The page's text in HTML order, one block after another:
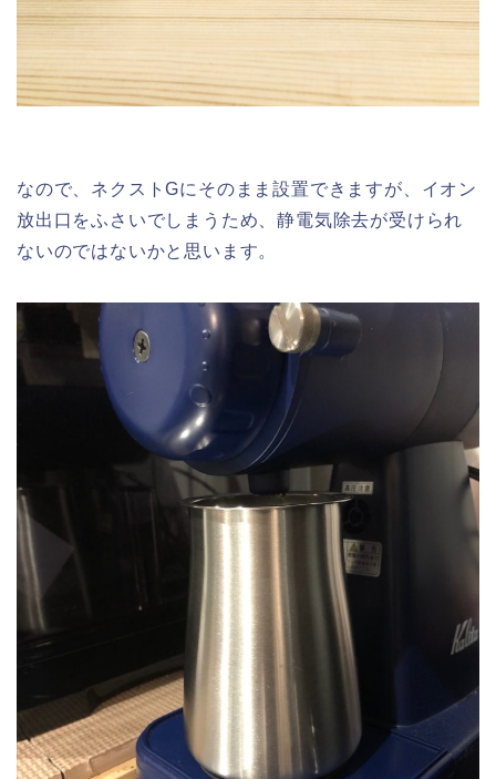
なので、ネクストGにそのまま設置できますが、イオン
放出口をふさいでしまうため、静電気除去が受けられ
ないのではないかと思います。